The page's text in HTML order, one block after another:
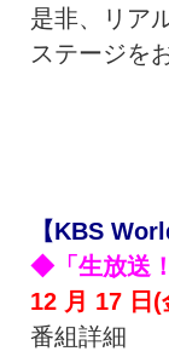
是非、リア
ステージを
【KBS
◆「生放送
12 月 17 日
番組詳細